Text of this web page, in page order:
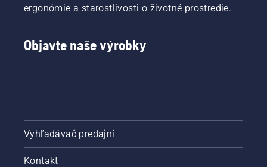
ergonómie a starostlivosti o životné prostredie.
Objavte naše výrobky
Vyhľadávač predajní
Kontakt